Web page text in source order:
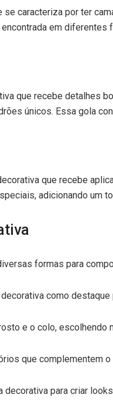
se caracteriza por ter
em diferentes
que recebe detalhes
únicos. Essa gola
que recebe
adicionando um
formas para
como
e o colo,
que complementem
para criar